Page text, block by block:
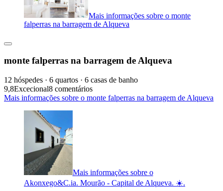
Mais informações sobre o monte
falperras na barragem de Alqueva
monte falperras na barragem de Alqueva
12 hóspedes · 6 quartos · 6 casas de banho
9,8Excecional8 comentários
Mais informações sobre o monte falperras na barragem de Alqueva
Mais informações sobre o
Akonxego&C.ia. Mourão - Capital de Alqueva. ☀️.